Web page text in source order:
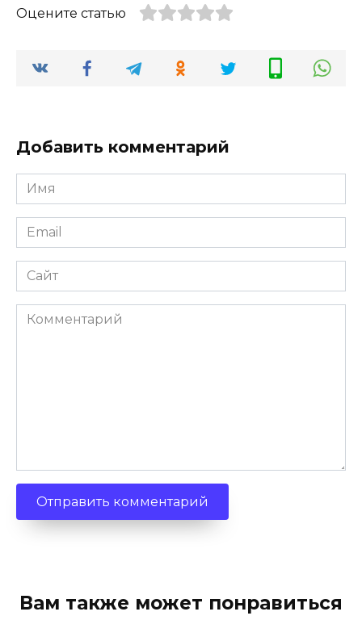
Оцените статью
Добавить комментарий
Имя
Email
Сайт
Комментарий
Вам также может понравиться